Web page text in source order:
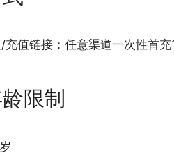
充值链接：任意渠道一次性首
限制